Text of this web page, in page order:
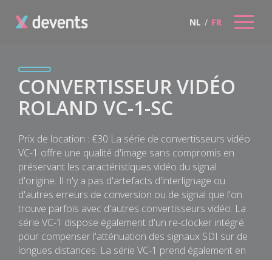
NL / FR
CONVERTISSEUR VIDÉO
ROLAND VC-1-SC
Prix de location : €30 La série de convertisseurs vidéo
VC-1 offre une qualité d'image sans compromis en
préservant les caractéristiques vidéo du signal
d'origine. Il n'y a pas d'artefacts d'interlignage ou
d'autres erreurs de conversion ou de signal que l'on
trouve parfois avec d'autres convertisseurs vidéo. La
série VC-1 dispose également d'un re-clocker intégré
pour compenser l'atténuation des signaux SDI sur de
longues distances. La série VC-1 prend également en